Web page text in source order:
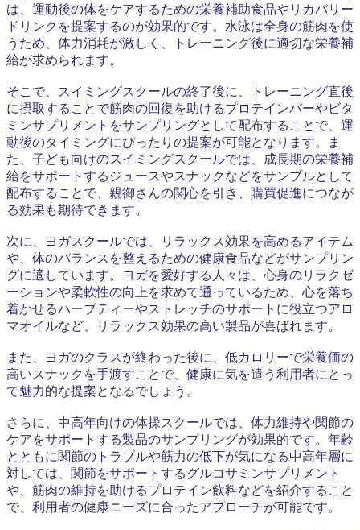
は、運動後の体をケアするための栄養補助食品やリカバリー
ドリンクを提案するのが効果的です。水泳は全身の筋肉を使
うため、体力消耗が激しく、トレーニング後に適切な栄養補
給が求められます。
そこで、スイミングスクールの終了後に、トレーニング直後
に摂取することで筋肉の回復を助けるプロテインバーやビタ
ミンサプリメントをサンプリングとして配布することで、運
動後のタイミングにぴったりの提案が可能となります。ま
た、子ども向けのスイミングスクールでは、成長期の栄養補
給をサポートするジュースやスナックなどをサンプルとして
配布することで、親御さんの関心を引き、購買促進につなが
る効果も期待できます。
次に、ヨガスクールでは、リラックス効果を高めるアイテム
や、体のバランスを整えるための健康食品などがサンプリン
グに適しています。ヨガを愛好する人々は、心身のリラクゼ
ーションや柔軟性の向上を求めて通っているため、心を落ち
着かせるハーブティーやストレッチのサポートに役立つアロ
マオイルなど、リラックス効果の高い製品が喜ばれます。
また、ヨガのクラスが終わった後に、低カロリーで栄養価の
高いスナックを手渡すことで、健康に気を遣う利用者にとっ
て魅力的な提案となるでしょう。
さらに、中高年向けの体操スクールでは、体力維持や関節の
ケアをサポートする製品のサンプリングが効果的です。年齢
とともに関節のトラブルや筋力の低下が気になる中高年層に
対しては、関節をサポートするグルコサミンサプリメント
や、筋肉の維持を助けるプロテイン飲料などを紹介すること
で、利用者の健康ニーズに合ったアプローチが可能です。